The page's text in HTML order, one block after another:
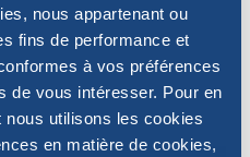
nous appartenant ou
fins de performance et
à vos préférences
de vous intéresser. Pour en
utilisons les cookies
en matière de cookies,
une
du Moby